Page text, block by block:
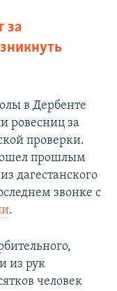
за
в Дербенте
ровесниц за
проверки.
прошлым
дагестанского
звонке с
.
из рук
человек